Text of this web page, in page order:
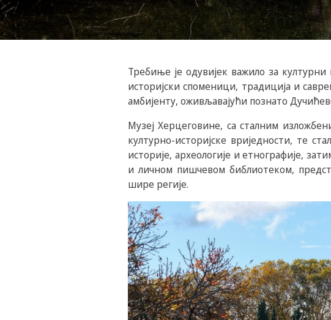
Требиње је одувијек важило за
историјски споменици, традиција и
амбијенту, оживљавајући познато
Музеј Херцеговине, са сталним
културно-историјске вриједности, те
историје, археологије и етнографије,
и личном пишчевом библиотеком,
шире регије.